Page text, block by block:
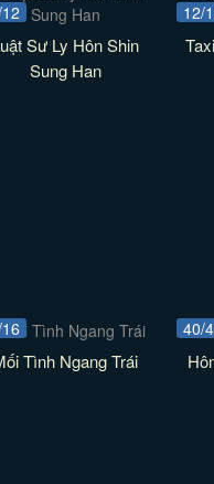
Sư Ly Hôn Shin
Sung Han
12/
Tình Ngang Trái
40/